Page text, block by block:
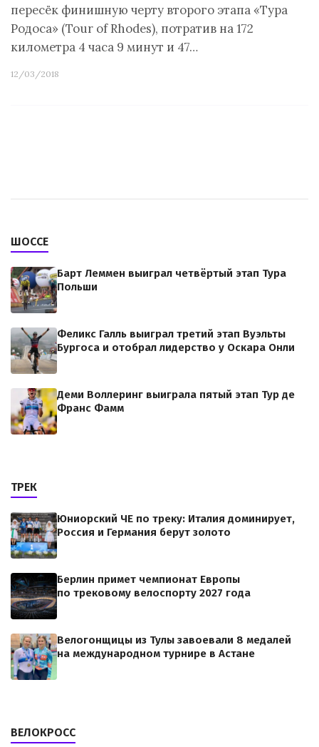
пересёк финишную черту второго этапа «Тура
Родоса» (Tour of Rhodes), потратив на 172
километра 4 часа 9 минут и 47…
12/03/2018
ШОССЕ
Барт Леммен выиграл четвёртый этап Тура
Польши
Феликс Галль выиграл третий этап Вуэльты
Бургоса и отобрал лидерство у Оскара Онли
Деми Воллеринг выиграла пятый этап Тур де
Франс Фамм
ТРЕК
Юниорский ЧЕ по треку: Италия доминирует,
Россия и Германия берут золото
Берлин примет чемпионат Европы
по трековому велоспорту 2027 года
Велогонщицы из Тулы завоевали 8 медалей
на международном турнире в Астане
ВЕЛОКРОСС